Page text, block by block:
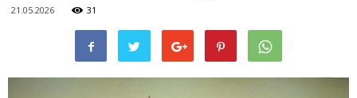
21.05.2026 31